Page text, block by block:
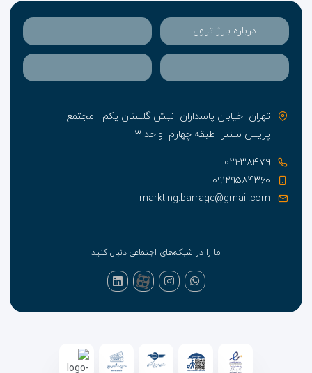
درباره باراژ تراول
تهران- خیابان پاسداران- نبش گلستان یکم - مجتمع
پریس سنتر- طبقه چهارم- واحد ۳
۰۲۱-۳۸۴۷۹
۰۹۱۲۹۵۸۴۳۶۰
markting.barrage@gmail.com
ما را در شبکه‌های اجتماعی دنبال کنید